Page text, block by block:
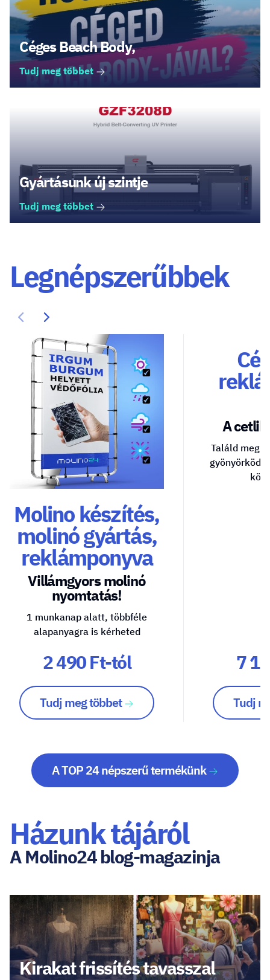
Céges Beach Body,
Tudj meg többet
Gyártásunk új szintje
Tudj meg többet
Legnépszerűbbek
Molino készítés,
molinó gyártás,
reklámponyva
Villámgyors molinó
nyomtatás!
1 munkanap alatt, többféle
alapanyagra is kérheted
2 490 Ft-tól
Tudj meg többet
A
Találd meg
7
Tudj
A TOP 24 népszerű termékünk
Házunk tájáról
A Molino24 blog-magazinja
Kirakat frissítés tavasszal